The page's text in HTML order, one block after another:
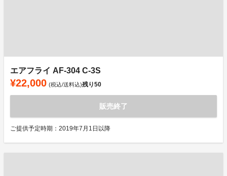
エアフライ AF-304 C-3S
¥22,000 (税込/送料込)残り50
販売終了
ご提供予定時期：2019年7月1日以降